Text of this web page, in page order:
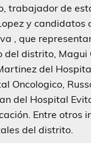
trabajador de
y candidatos
, que
del distrito, Magui
del
Oncologico,
del Hospital
Entre otros
del distrito.